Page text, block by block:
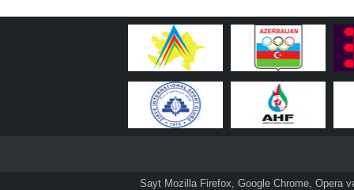
Sayt Mozilla Firefox, Google Chrome, Opera